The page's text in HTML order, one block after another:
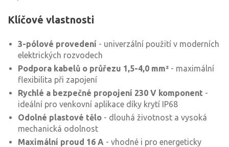
Klíčové vlastnosti
3-pólové provedení - univerzální použití v moderních
elektrických rozvodech
Podpora kabelů o průřezu 1,5-4,0 mm² - maximální
flexibilita při zapojení
Rychlé a bezpečné propojení 230 V komponent -
ideální pro venkovní aplikace díky krytí IP68
Odolné plastové tělo - dlouhá životnost a vysoká
mechanická odolnost
Maximální proud 16 A - vhodné i pro energeticky